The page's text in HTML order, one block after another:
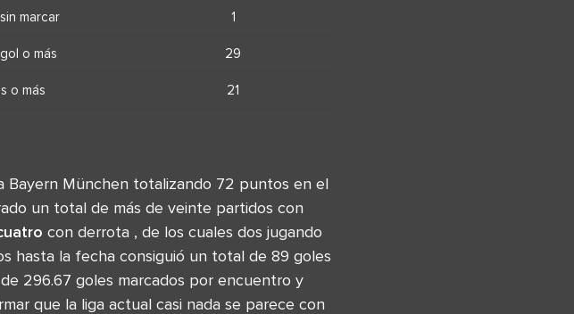
marcar 1
o más 29
o más 21
Bayern München totalizando 72 puntos en el
un total de más de veinte partidos con
con derrota , de los cuales dos jugando
hasta la fecha consiguió un total de 89 goles
296.67 goles marcados por encuentro y
que la liga actual casi nada se parece con